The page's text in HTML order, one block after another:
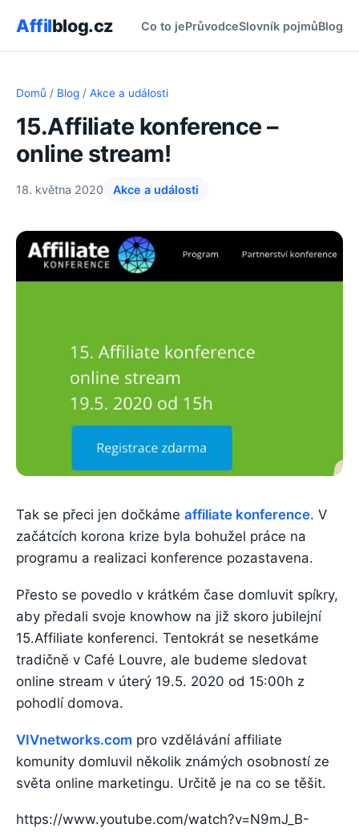
Affilblog.cz Co to jePrůvodceSlovník pojmůBlog
Domů / Blog / Akce a události
15.Affiliate konference –
online stream!
18. května 2020 Akce a události
Tak se přeci jen dočkáme affiliate konference. V
začátcích korona krize byla bohužel práce na
programu a realizaci konference pozastavena.
Přesto se povedlo v krátkém čase domluvit spíkry,
aby předali svoje knowhow na již skoro jubilejní
15.Affiliate konferenci. Tentokrát se nesetkáme
tradičně v Café Louvre, ale budeme sledovat
online stream v úterý 19.5. 2020 od 15:00h z
pohodlí domova.
VIVnetworks.com pro vzdělávání affiliate
komunity domluvil několik známých osobností ze
světa online marketingu. Určitě je na co se těšit.
https://www.youtube.com/watch?v=N9mJ_B-